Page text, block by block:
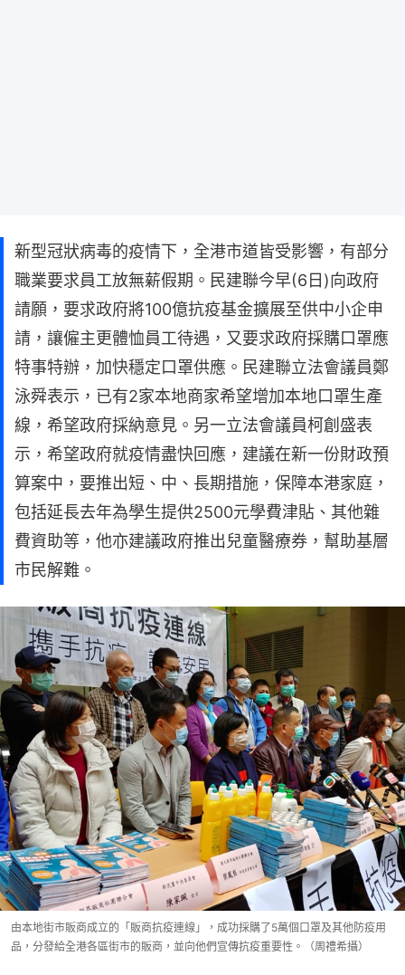
新型冠狀病毒的疫情下，全港市道皆受影響，有部分
職業要求員工放無薪假期。民建聯今早(6日)向政府
請願，要求政府將100億抗疫基金擴展至供中小企申
請，讓僱主更體恤員工待遇，又要求政府採購口罩應
特事特辦，加快穩定口罩供應。民建聯立法會議員鄭
泳舜表示，已有2家本地商家希望增加本地口罩生產
線，希望政府採納意見。另一立法會議員柯創盛表
示，希望政府就疫情盡快回應，建議在新一份財政預
算案中，要推出短、中、長期措施，保障本港家庭，
包括延長去年為學生提供2500元學費津貼、其他雜
費資助等，他亦建議政府推出兒童醫療券，幫助基層
市民解難。
由本地街市販商成立的「販商抗疫連線」，成功採購了5萬個口罩及其他防疫用
品，分發給全港各區街市的販商，並向他們宣傳抗疫重要性。（周禮希攝）